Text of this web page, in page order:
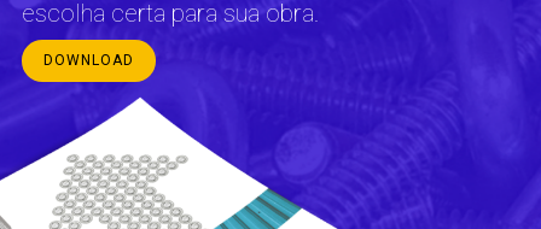
escolha certa para sua obra.
DOWNLOAD